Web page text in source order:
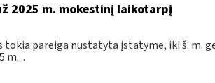
2025 m. mokestinį laikotarpį
pareiga nustatyta įstatyme, iki š. m.
m....